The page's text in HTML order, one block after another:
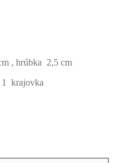
, hrúbka 2,5 cm
1 krajovka